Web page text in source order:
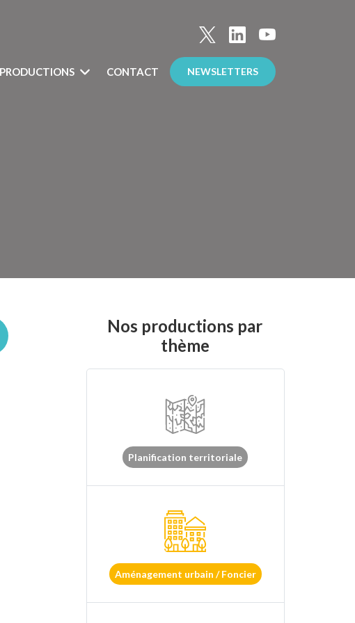
PRODUCTIONS CONTACT NEWSLETTERS
Nos productions par
thème
Planification territoriale
Aménagement urbain / Foncier